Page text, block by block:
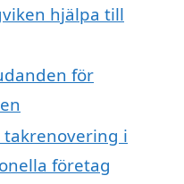
hjälpa till
för
i
företag